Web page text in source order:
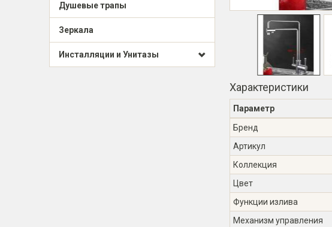
Душевые трапы
Зеркала
Инсталляции и Унитазы
Характеристики
Параметр
Бренд
Артикул
Коллекция
Цвет
Функции излива
Механизм управления